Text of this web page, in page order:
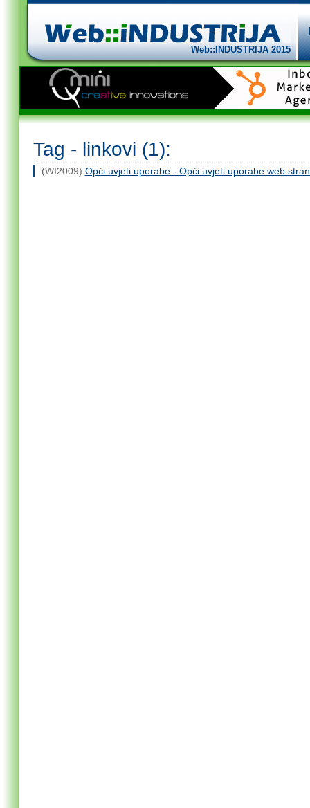
Web::INDUSTRIJA 2015
Tag - linkovi (1):
(WI2009) Opći uvjeti uporabe - Opći uvjeti uporabe web